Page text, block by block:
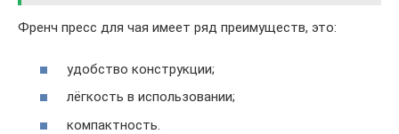
Френч пресс для чая имеет ряд преимуществ, это:
удобство конструкции;
лёгкость в использовании;
компактность.